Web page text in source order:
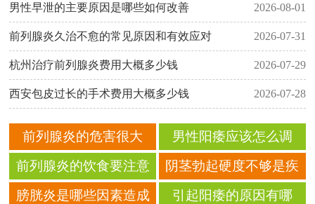
男性早泄的主要原因是哪些如何改善 2026-08-01
前列腺炎久治不愈的常见原因和有效应对 2026-07-31
杭州治疗前列腺炎费用大概多少钱 2026-07-29
西安包皮过长的手术费用大概多少钱 2026-07-28
前列腺炎的危害很大
吗？ 会造成哪些方面的
危害？
男性阳痿应该怎么调
理？ 日常生活要注意什
么？
前列腺炎的饮食要注意
什么？ 有哪些饮食宜
阴茎勃起硬度不够是疾
病引起的？有哪些常见
膀胱炎是哪些因素造成
引起阳痿的原因有哪